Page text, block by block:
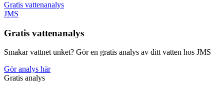
Gratis vattenanalys
JMS
Gratis vattenanalys
Smakar vattnet unket? Gör en gratis analys av ditt vatten hos JMS
Gör analys här
Gratis analys